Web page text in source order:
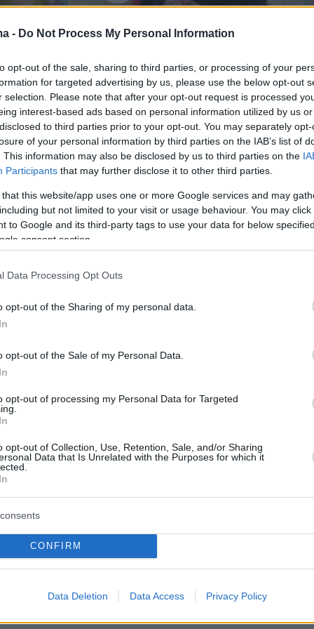
- Do Not Process My Personal Information
opt-out of the sale, sharing to third parties, or processing of your
for targeted advertising by us, please use the below opt-out
selection. Please note that after your opt-out request is processed
interest-based ads based on personal information utilized by us
to third parties prior to your opt-out. You may separately
of your personal information by third parties on the IAB’s list of
This information may also be disclosed by us to third parties on the
Participants that may further disclose it to other third parties.
that this website/app uses one or more Google services and may
but not limited to your visit or usage behaviour. You may
to Google and its third-party tags to use your data for below
consent section.
Data Processing Opt Outs
opt-out of the Sharing of my personal data.
opt-out of the Sale of my Personal Data.
opt-out of processing my Personal Data for Targeted
opt-out of Collection, Use, Retention, Sale, and/or Sharing
Data that Is Unrelated with the Purposes for which it
CONFIRM
Data Deletion Data Access Privacy Policy
και με διαφορά στον... τάκο ο
«κόκκινο» οι σκληροί δείκτες - Αγωνία
του 3ου κύματος
κατηγορεί το κράτος για
βασανισμό και τον κατατρεγμό της
στοProtothema.gr
(23) ΠΡΟΣΘΗΚΗ ΣΧΟΛΙΟΥ
13:10